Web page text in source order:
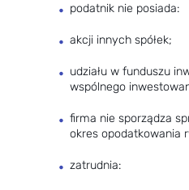
podatnik nie posiada:
akcji innych spółek;
udziału w funduszu
wspólnego
firma nie sporządza
okres opodatkowania
zatrudnia: